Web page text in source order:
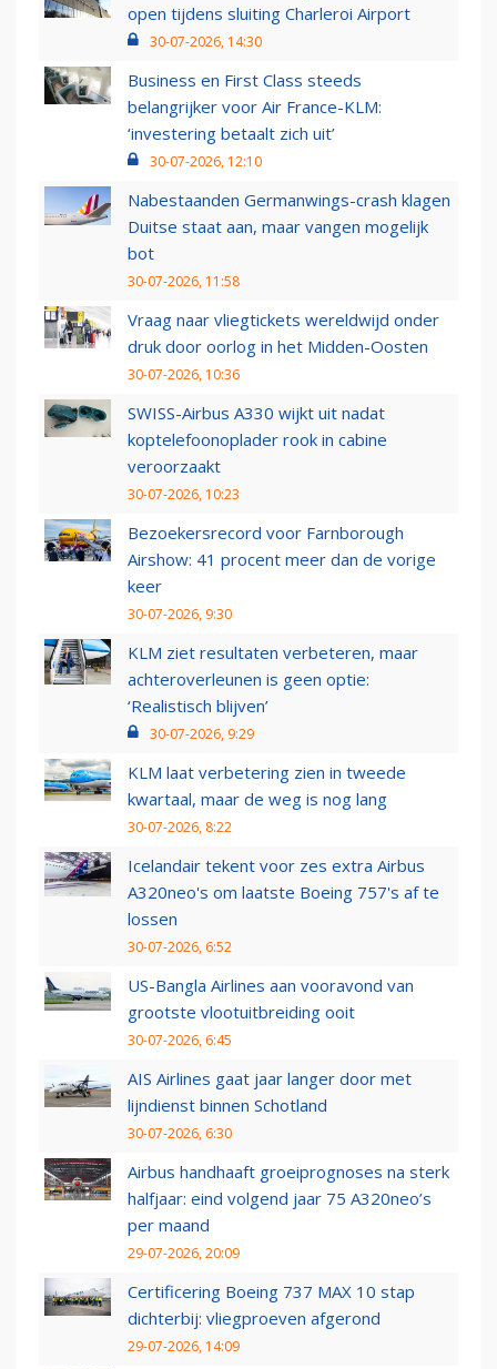
open tijdens sluiting Charleroi Airport
30-07-2026, 14:30
Business en First Class steeds
belangrijker voor Air France-KLM:
‘investering betaalt zich uit’
30-07-2026, 12:10
Nabestaanden Germanwings-crash klagen
Duitse staat aan, maar vangen mogelijk
bot
30-07-2026, 11:58
Vraag naar vliegtickets wereldwijd onder
druk door oorlog in het Midden-Oosten
30-07-2026, 10:36
SWISS-Airbus A330 wijkt uit nadat
koptelefoonoplader rook in cabine
veroorzaakt
30-07-2026, 10:23
Bezoekersrecord voor Farnborough
Airshow: 41 procent meer dan de vorige
keer
30-07-2026, 9:30
KLM ziet resultaten verbeteren, maar
achteroverleunen is geen optie:
‘Realistisch blijven’
30-07-2026, 9:29
KLM laat verbetering zien in tweede
kwartaal, maar de weg is nog lang
30-07-2026, 8:22
Icelandair tekent voor zes extra Airbus
A320neo's om laatste Boeing 757's af te
lossen
30-07-2026, 6:52
US-Bangla Airlines aan vooravond van
grootste vlootuitbreiding ooit
30-07-2026, 6:45
AIS Airlines gaat jaar langer door met
lijndienst binnen Schotland
30-07-2026, 6:30
Airbus handhaaft groeiprognoses na sterk
halfjaar: eind volgend jaar 75 A320neo’s
per maand
29-07-2026, 20:09
Certificering Boeing 737 MAX 10 stap
dichterbij: vliegproeven afgerond
29-07-2026, 14:09